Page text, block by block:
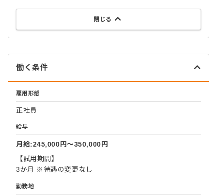
閉じる
働く条件
雇用形態
正社員
給与
月給:245,000円〜350,000円
【試用期間】
3か月 ※待遇の変更なし
勤務地